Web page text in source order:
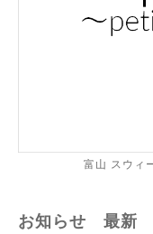
富山 スウィ
お知らせ 最新